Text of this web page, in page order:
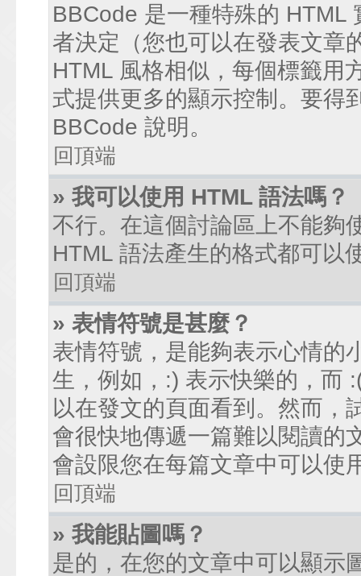
BBCode 是一種特殊的 HTML
者決定（您也可以在發表文章
HTML 風格相似，每個標籤用
式提供更多的顯示控制。要得
BBCode 說明。
回頂端
» 我可以使用 HTML 語法嗎？
不行。在這個討論區上不能夠
HTML 語法產生的格式都可以
回頂端
» 表情符號是甚麼？
表情符號，是能夠表示心情的
生，例如，:) 表示快樂的，而
以在發文的頁面看到。然而，
會很快地傳遞一篇難以閱讀的
會設限您在每篇文章中可以使
回頂端
» 我能貼圖嗎？
是的，在您的文章中可以顯示